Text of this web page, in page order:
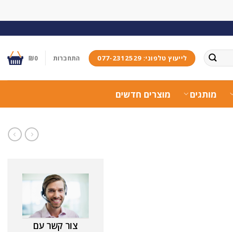
לייעוץ טלפוני: 077-2312529 התחברות ₪0
מותגים מוצרים חדשים
צור קשר עם